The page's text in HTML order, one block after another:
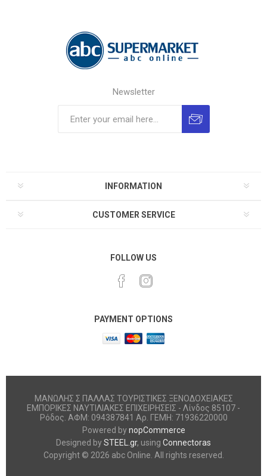
Newsletter
INFORMATION
CUSTOMER SERVICE
FOLLOW US
PAYMENT OPTIONS
ΜΑΝΩΛΗΣ Σ ΠΑΛΛΑΣ ΤΟΥΡΙΣΤΙΚΕΣ ΞΕΝΟΔΟΧΕΙΑΚΕΣ
ΕΜΠΟΡΙΚΕΣ ΝΑΥΤΙΛΙΑΚΕΣ ΕΠΙΧΕΙΡΗΣΕΙΣ - Λίνδος 85107 -
Ρόδος. ΑΦΜ: 094387841 Αρ. ΓΕΜΗ: 71936220000
Powered bynopCommerce
Designed bySTEEL.gr, using Connectoras
Copyright © 2026 abc Online. All rights reserved.